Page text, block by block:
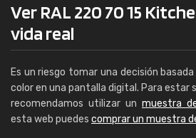
Ver RAL 220 70 15
vida real
Es un riesgo tomar una decisión
color en una pantalla digital. Para estar
recomendamos utilizar un muestra
esta web puedes comprar un muestra